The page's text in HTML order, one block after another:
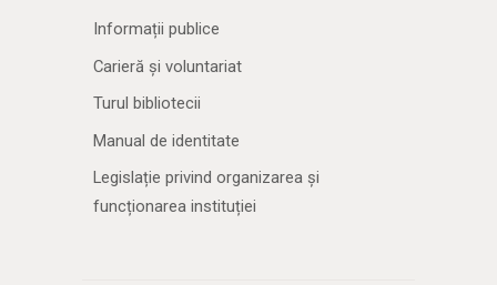
Informații publice
Carieră și voluntariat
Turul bibliotecii
Manual de identitate
Legislație privind organizarea și
funcționarea instituției